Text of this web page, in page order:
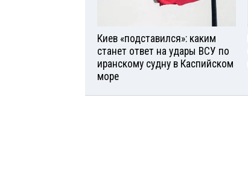
Киев «подставился»: каким
станет ответ на удары ВСУ по
иранскому судну в Каспийском
море